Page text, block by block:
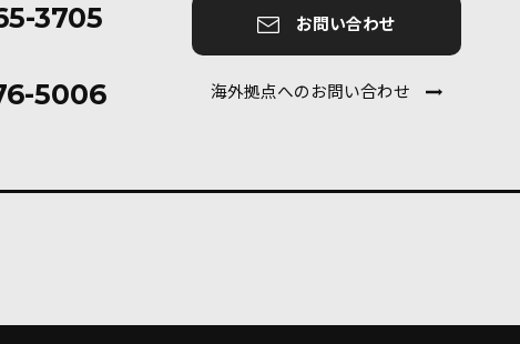
3705
5006
お問い合わせ
海外拠点へのお問い合わせ